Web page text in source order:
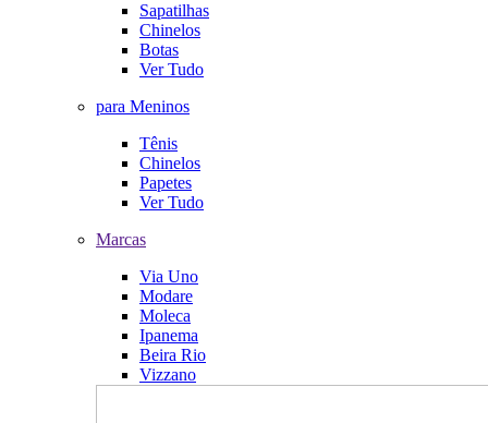
Sapatilhas
Chinelos
Botas
Ver Tudo
para Meninos
Tênis
Chinelos
Papetes
Ver Tudo
Marcas
Via Uno
Modare
Moleca
Ipanema
Beira Rio
Vizzano